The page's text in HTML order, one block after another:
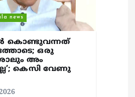
news
കൊണ്ടുവന്നത്
ഒരു
അം​
കെസി വേണു​